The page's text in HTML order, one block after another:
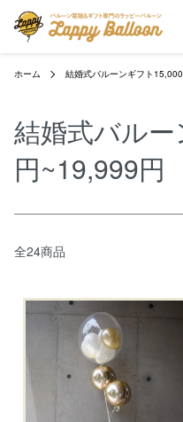
ホーム 結婚式バルーンギフト
結婚式バル
円~19,999円
全24商品